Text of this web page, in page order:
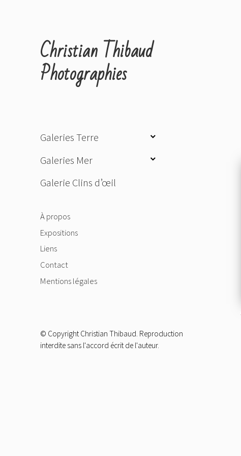
Christian Thibaud
Photographies
Galeries Terre
ouvrir
sous-
Galeries Mer
ouvrir
Galerie Clins d’œil
À propos
Expositions
Liens
Contact
Mentions légales
© Copyright Christian Thibaud. Reproduction
interdite sans l'accord écrit de l'auteur.